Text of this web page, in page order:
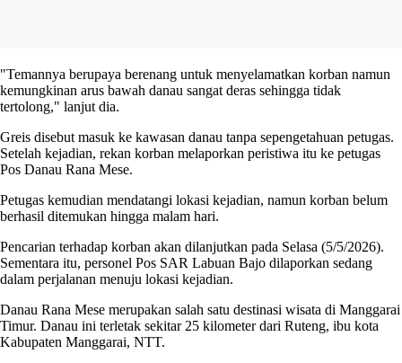
"Temannya berupaya berenang untuk menyelamatkan korban namun
kemungkinan arus bawah danau sangat deras sehingga tidak
tertolong," lanjut dia.
Greis disebut masuk ke kawasan danau tanpa sepengetahuan petugas.
Setelah kejadian, rekan korban melaporkan peristiwa itu ke petugas
Pos Danau Rana Mese.
Petugas kemudian mendatangi lokasi kejadian, namun korban belum
berhasil ditemukan hingga malam hari.
Pencarian terhadap korban akan dilanjutkan pada Selasa (5/5/2026).
Sementara itu, personel Pos SAR Labuan Bajo dilaporkan sedang
dalam perjalanan menuju lokasi kejadian.
Danau Rana Mese merupakan salah satu destinasi wisata di Manggarai
Timur. Danau ini terletak sekitar 25 kilometer dari Ruteng, ibu kota
Kabupaten Manggarai, NTT.